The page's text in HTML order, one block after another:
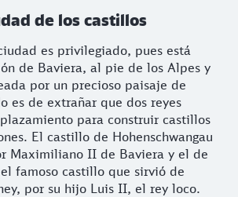
de los castillos
es privilegiado, pues está
de Baviera, al pie de los Alpes y
por un precioso paisaje de
es de extrañar que dos reyes
para construir castillos
El castillo de Hohenschwangau
Maximiliano II de Baviera y el de
famoso castillo que sirvió de
por su hijo Luis II, el rey loco.